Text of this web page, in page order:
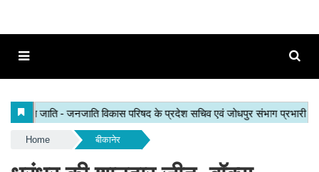
Home बीकानेर